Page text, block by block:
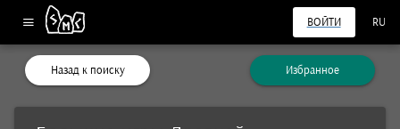
ВОЙТИ RU
Назад к поиску Избранное